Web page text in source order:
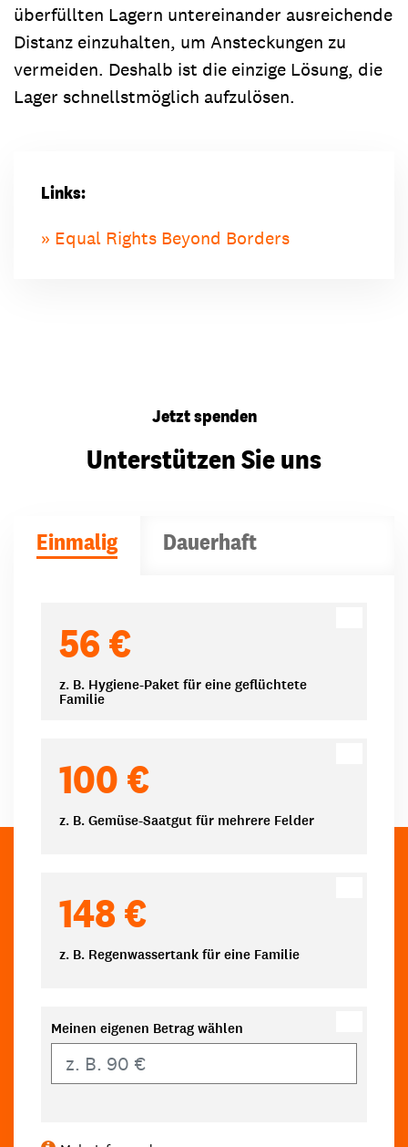
überfüllten Lagern untereinander ausreichende
Distanz einzuhalten, um Ansteckungen zu
vermeiden. Deshalb ist die einzige Lösung, die
Lager schnellstmöglich aufzulösen.
Links:
Equal Rights Beyond Borders
Jetzt spenden
Unterstützen Sie uns
Einmalig Dauerhaft
56 €
z. B. Hygiene-Paket für eine geflüchtete
Familie
100 €
z. B. Gemüse-Saatgut für mehrere Felder
148 €
z. B. Regenwassertank für eine Familie
Meinen eigenen Betrag wählen